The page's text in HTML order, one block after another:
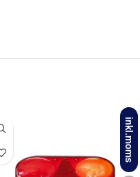
inkl.moms
Höger, Vänster